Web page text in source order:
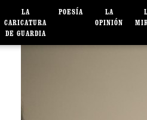
LA
CARICATURA
DE GUARDIA
POESÍA
LA
OPINIÓN